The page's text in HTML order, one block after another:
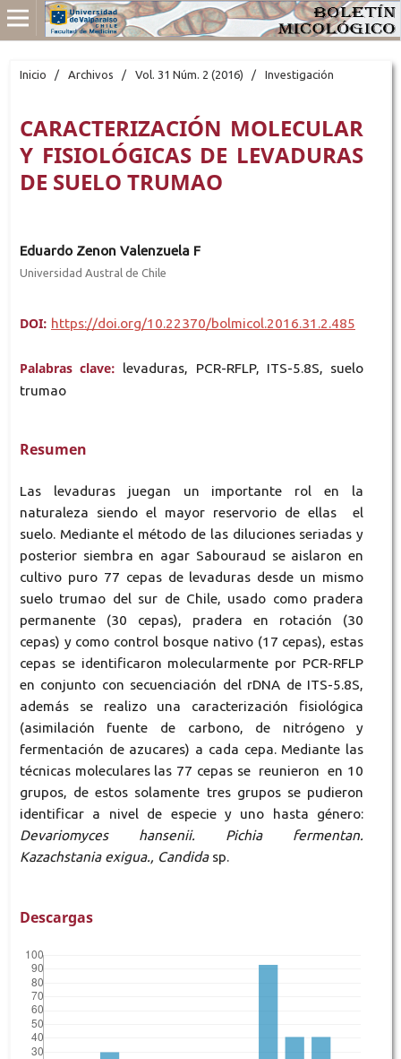
Inicio / Archivos / Vol. 31 Núm. 2 (2016) / Investigación
CARACTERIZACIÓN MOLECULAR
Y FISIOLÓGICAS DE LEVADURAS
DE SUELO TRUMAO
Eduardo Zenon Valenzuela F
Universidad Austral de Chile
DOI: https://doi.org/10.22370/bolmicol.2016.31.2.485
Palabras clave: levaduras, PCR-RFLP, ITS-5.8S, suelo
trumao
Resumen
Las levaduras juegan un importante rol en la
naturaleza siendo el mayor reservorio de ellas el
suelo. Mediante el método de las diluciones seriadas y
posterior siembra en agar Sabouraud se aislaron en
cultivo puro 77 cepas de levaduras desde un mismo
suelo trumao del sur de Chile, usado como pradera
permanente (30 cepas), pradera en rotación (30
cepas) y como control bosque nativo (17 cepas), estas
cepas se identificaron molecularmente por PCR-RFLP
en conjunto con secuenciación del rDNA de ITS-5.8S,
además se realizo una caracterización fisiológica
(asimilación fuente de carbono, de nitrógeno y
fermentación de azucares) a cada cepa. Mediante las
técnicas moleculares las 77 cepas se reunieron en 10
grupos, de estos solamente tres grupos se pudieron
identificar a nivel de especie y uno hasta género:
Devariomyces hansenii. Pichia fermentan.
Kazachstania exigua., Candida sp.
Descargas